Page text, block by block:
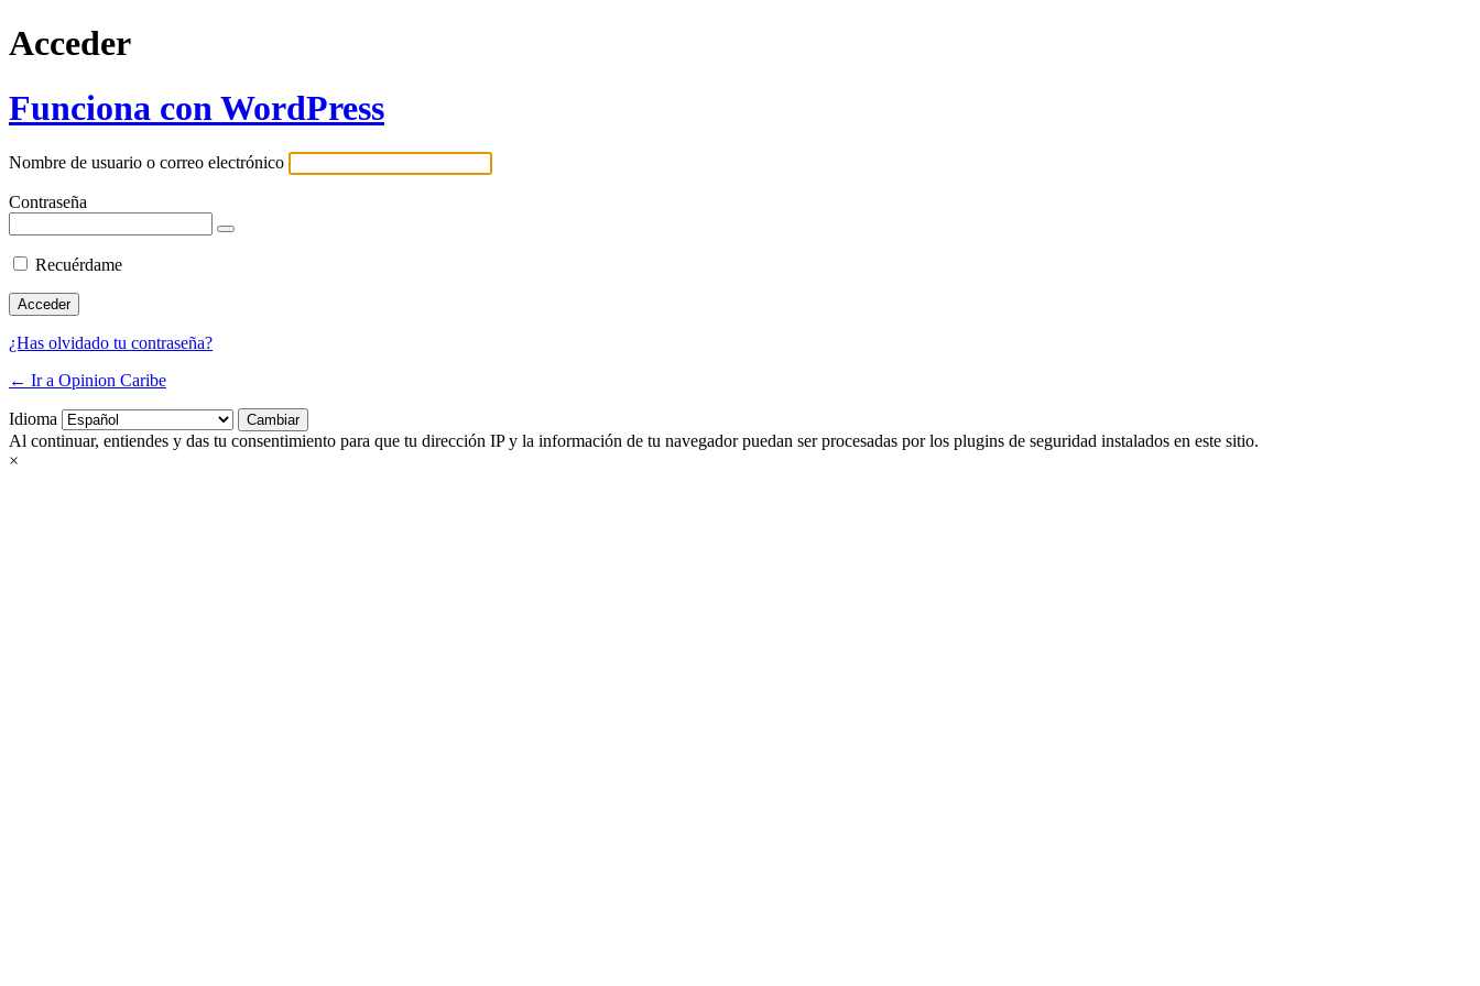
Acceder
Funciona con WordPress
Nombre de usuario o correo electrónico
Contraseña
Recuérdame
¿Has olvidado tu contraseña?
← Ir a Opinion Caribe
Idioma
Al continuar, entiendes y das tu consentimiento para que tu dirección IP y la información de tu navegador puedan ser procesadas por los plugins de seguridad instalados en este sitio.
×